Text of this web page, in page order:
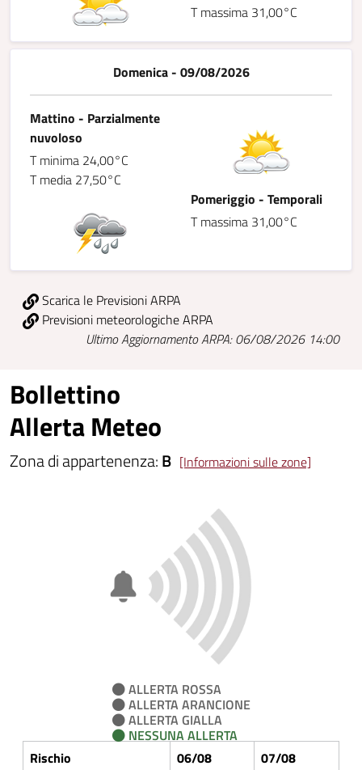
T massima 31,00°C
Domenica - 09/08/2026
Mattino - Parzialmente
nuvoloso
T minima 24,00°C
T media 27,50°C
Pomeriggio - Temporali
T massima 31,00°C
Scarica le Previsioni ARPA
Previsioni meteorologiche ARPA
Ultimo Aggiornamento ARPA: 06/08/2026 14:00
Bollettino
Allerta Meteo
Zona di appartenenza:B [Informazioni sulle zone]
ALLERTA ROSSA
ALLERTA ARANCIONE
ALLERTA GIALLA
NESSUNA ALLERTA
Rischio
06/08 07/08